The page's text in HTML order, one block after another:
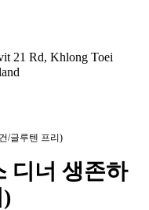
21 Rd, Khlong Toei
/글루텐 프리)
디너 생존하